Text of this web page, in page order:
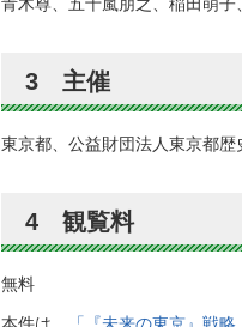
3 主催
東京都、公益財団法人東京都歴
4 観覧料
無料